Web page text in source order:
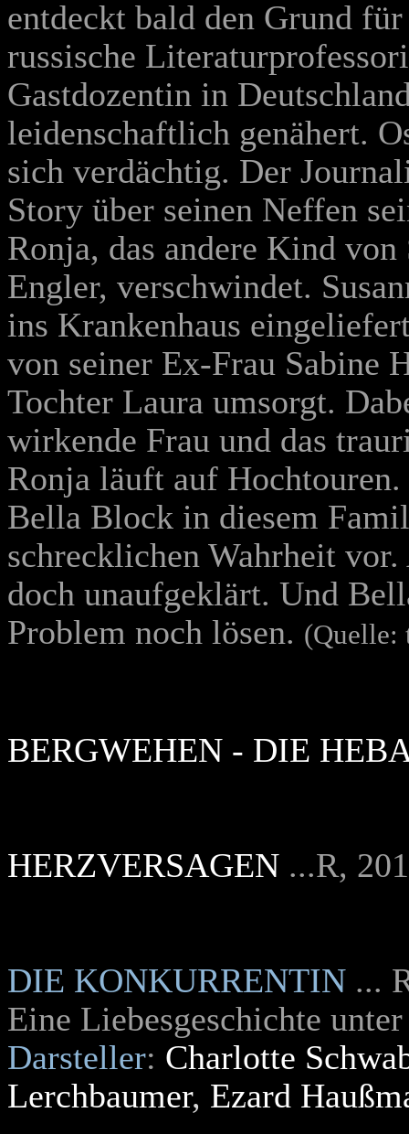
entdeckt bald den Grund
russische
Gastdozentin in
leidenschaftlich genähert.
sich verdächtig. Der
Story über seinen Neffen
Ronja, das andere Kind
Engler, verschwindet.
ins Krankenhaus
von seiner Ex-Frau Sabine
Tochter Laura umsorgt.
wirkende Frau und das
Ronja läuft auf
Bella Block in diesem
schrecklichen Wahrheit
doch unaufgeklärt. Und
Problem noch lösen. (Quelle:
BERGWEHEN - DIE
HERZVERSAGEN ...R,
DIE KONKURRENTIN ...
Eine Liebesgeschichte
Darsteller: Charlotte
Lerchbaumer, Ezard